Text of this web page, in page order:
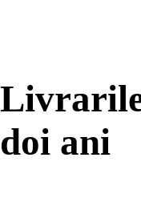
doi ani